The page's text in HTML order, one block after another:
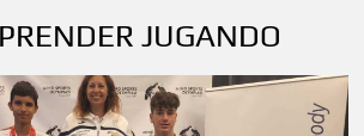
JUGANDO